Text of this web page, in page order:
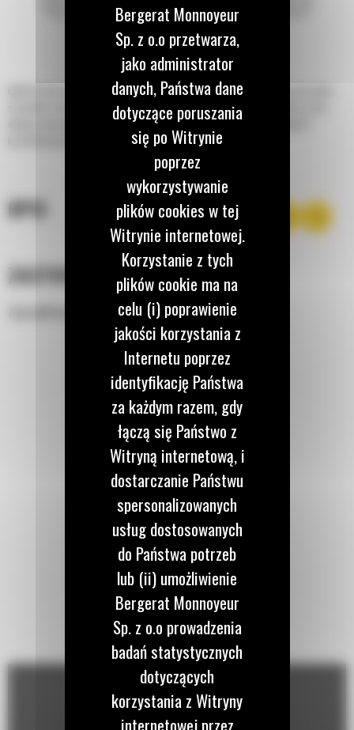
Łyżki do skarpowania do minikoparek Cat® doskonale nadają się do oczyszczania
szerokich rowów, ładowania materiałów, formowania zboczy, profilowania i prac
wykończeniowych w branży budowlanej oraz w zastosowaniach związanych z
kształtowaniem krajobrazu i konserwacją dróg.
OPIS
ZASTOSOWANIE
Zaprojektowane do różnych zastosowań i materiałów.
Bergerat Monnoyeur
Sp. z o.o przetwarza,
jako administrator
danych, Państwa dane
dotyczące poruszania
się po Witrynie
poprzez
wykorzystywanie
plików cookies w tej
Witrynie internetowej.
Korzystanie z tych
plików cookie ma na
celu (i) poprawienie
jakości korzystania z
Internetu poprzez
identyfikację Państwa
za każdym razem, gdy
łączą się Państwo z
Witryną internetową, i
dostarczanie Państwu
spersonalizowanych
usług dostosowanych
do Państwa potrzeb
lub (ii) umożliwienie
Bergerat Monnoyeur
Sp. z o.o prowadzenia
badań statystycznych
dotyczących
korzystania z Witryny
internetowej przez